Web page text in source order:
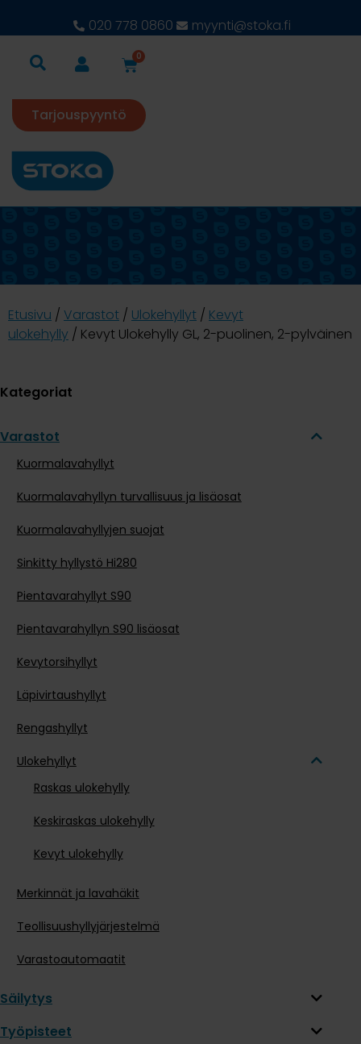
020 778 0860 myynti@stoka.fi
0
Tarjouspyyntö
Etusivu / Varastot / Ulokehyllyt / Kevyt
ulokehylly / Kevyt Ulokehylly GL, 2-puolinen, 2-pylväinen
Kategoriat
Varastot
Kuormalavahyllyt
Kuormalavahyllyn turvallisuus ja lisäosat
Kuormalavahyllyjen suojat
Sinkitty hyllystö Hi280
Pientavarahyllyt S90
Pientavarahyllyn S90 lisäosat
Kevytorsihyllyt
Läpivirtaushyllyt
Rengashyllyt
Ulokehyllyt
Raskas ulokehylly
Keskiraskas ulokehylly
Kevyt ulokehylly
Merkinnät ja lavahäkit
Teollisuushyllyjärjestelmä
Varastoautomaatit
Säilytys
Työpisteet